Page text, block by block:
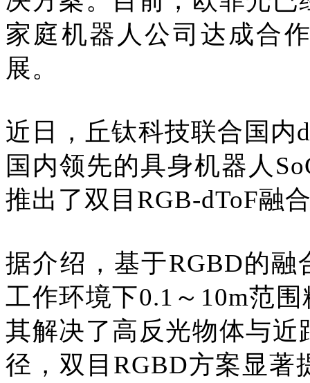
家庭机器人公司达成合
展。
近日，丘钛科技联合国内
国内领先的具身机器人
推出了双目RGB-dToF融
据介绍，基于RGBD的
工作环境下0.1～10m范
其解决了高反光物体与
径，双目RGBD方案显著